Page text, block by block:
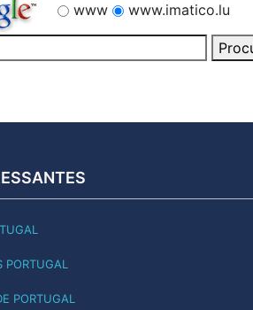
www
www.imatico.lu
PORTUGAL
PORTUGAL